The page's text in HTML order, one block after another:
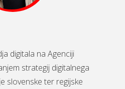
digitala na Agenciji
strategij digitalnega
slovenske ter regijske